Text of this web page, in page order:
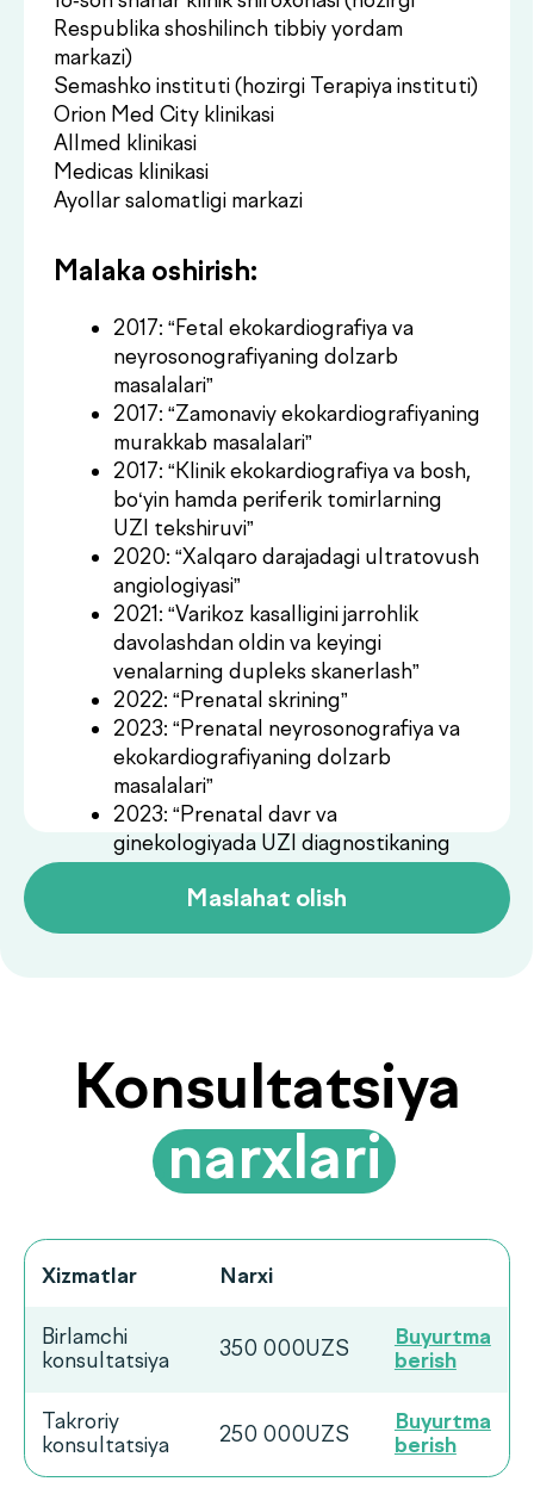
2017: “Fetal ekokardiografiya va
neyrosonografiyaning dolzarb
masalalari”
2017: “Zamonaviy ekokardiografiyaning
murakkab masalalari”
2017: “Klinik ekokardiografiya va bosh,
bo‘yin hamda periferik tomirlarning
UZI tekshiruvi”
2020: “Xalqaro darajadagi ultratovush
2021: “Varikoz kasalligini jarrohlik
davolashdan oldin va keyingi
2022: “Prenatal skrining”
2023: “Prenatal neyrosonografiya va
ekokardiografiyaning dolzarb
masalalari”
2023: “Prenatal davr va
ginekologiyada UZI diagnostikaning
dolzarb masalalari”
Maslahat olish
Konsultatsiya
.narxlari
Narxi
konsultatsiya
350 000UZS
Buyurtma
berish
konsultatsiya
Buyurtma
Ko‘p beriladigan
savollarga
.javoblar